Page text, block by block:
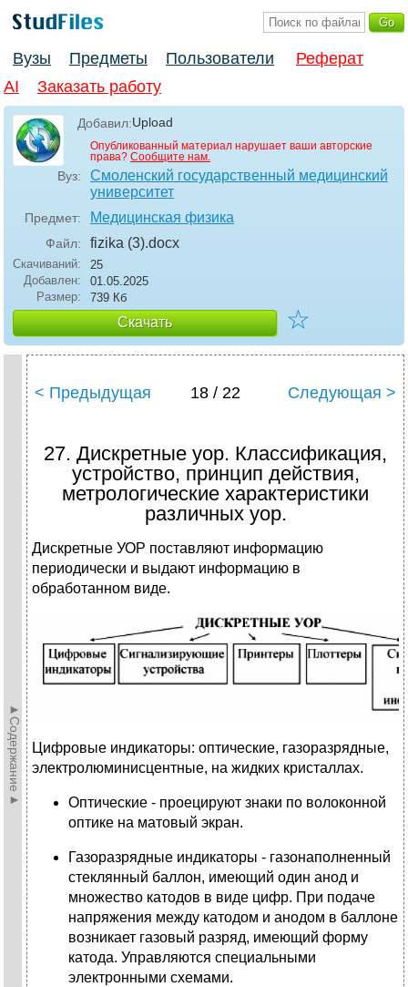
Вузы Предметы Пользователи
Реферат
AI
Заказать работу
Добавил:Upload
Опубликованный материал нарушает ваши авторские
права? Сообщите нам.
Вуз:
Смоленский государственный медицинский
университет
Предмет: Медицинская физика
Файл: fizika (3).docx
Скачиваний:
25
Добавлен:
01.05.2025
Размер:
739 Кб
Скачать ☆
►Содержание►
< Предыдущая 18 / 22 Следующая >
27. Дискретные уор. Классификация,
устройство, принцип действия,
метрологические характеристики
различных уор.
Дискретные УОР поставляют информацию
периодически и выдают информацию в
обработанном виде.
Цифровые индикаторы: оптические, газоразрядные,
электролюминисцентные, на жидких кристаллах.
Оптические - проецируют знаки по волоконной
оптике на матовый экран.
Газоразрядные индикаторы - газонаполненный
стеклянный баллон, имеющий один анод и
множество катодов в виде цифр. При подаче
напряжения между катодом и анодом в баллоне
возникает газовый разряд, имеющий форму
катода. Управляются специальными
электронными схемами.